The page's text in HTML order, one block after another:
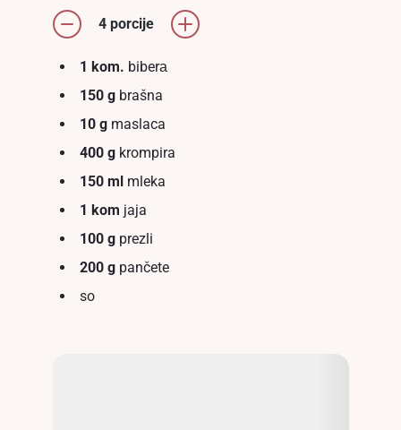
4 porcije
1 kom. biberа
150 gbrašna
10 gmaslaca
400 gkrompira
150 mlmleka
1 kom jaja
100 gprezli
200 gpančete
so